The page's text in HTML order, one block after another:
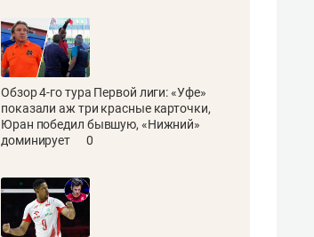
Обзор 4-го тура Первой лиги: «Уфе»
показали аж три красные карточки,
Юран победил бывшую, «Нижний»
доминирует
0